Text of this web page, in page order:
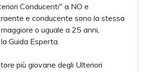
Conducenti" a NO e
e conducente sono la stessa
o uguale a 25 anni,
Guida Esperta.
più giovane degli Ulteriori